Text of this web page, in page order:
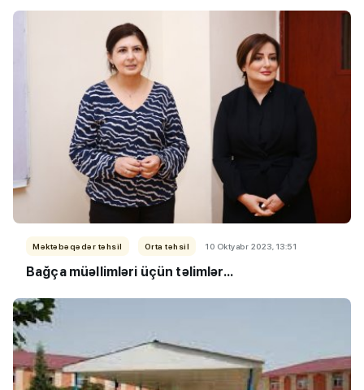
Məktəbəqədər təhsil Orta təhsil 10 Oktyabr 2023, 13:51
Bağça müəllimləri üçün təlimlər...